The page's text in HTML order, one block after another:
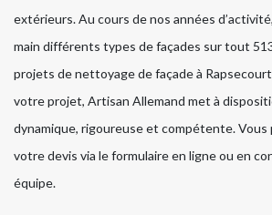
extérieurs. Au cours de nos années
main différents types de façades sur tout
projets de nettoyage de façade à
votre projet, Artisan Allemand met à
dynamique, rigoureuse et compétente. Vous
votre devis via le formulaire en ligne ou en
équipe.